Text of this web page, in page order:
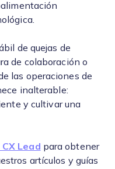
de quejas de
de colaboración o
las operaciones de
inalterable:
y cultivar una
Lead para obtener
artículos y guías